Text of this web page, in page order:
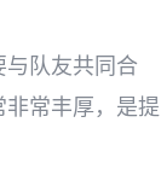
队友共同合
常丰厚，是提